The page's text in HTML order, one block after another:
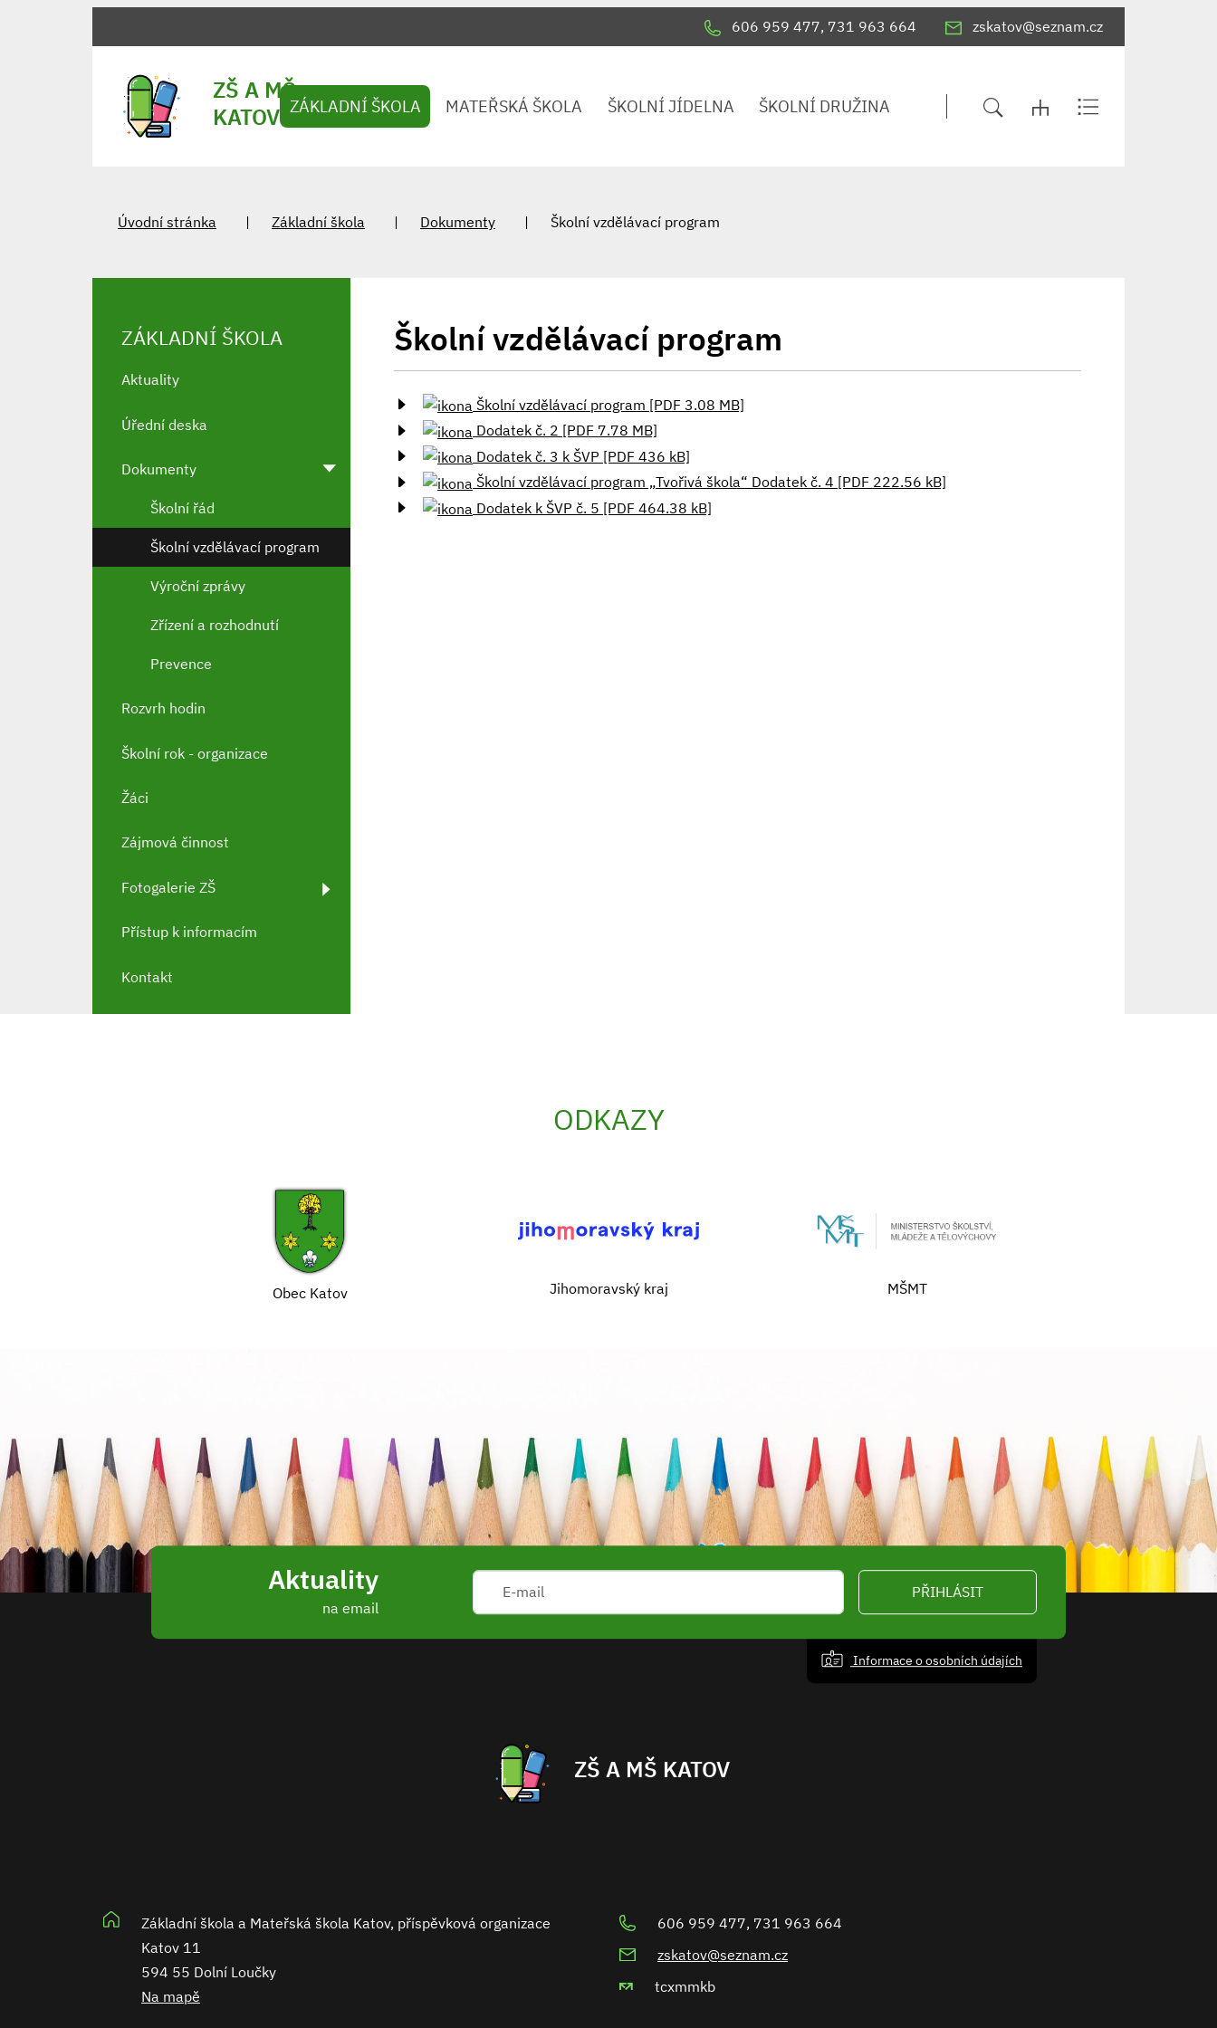
606 959 477, 731 963 664 zskatov@seznam.cz
ZŠ A MŠ
KATOV ZÁKLADNÍ ŠKOLA MATEŘSKÁ ŠKOLA ŠKOLNÍ JÍDELNA ŠKOLNÍ DRUŽINA
Úvodní stránka Základní škola Dokumenty Školní vzdělávací program
Školní vzdělávací program
Školní vzdělávací program [PDF 3.08 MB]
Dodatek č. 2 [PDF 7.78 MB]
Dodatek č. 3 k ŠVP [PDF 436 kB]
Školní vzdělávací program „Tvořivá škola“ Dodatek č. 4 [PDF 222.56 kB]
Dodatek k ŠVP č. 5 [PDF 464.38 kB]
ZÁKLADNÍ ŠKOLA
Aktuality
Úřední deska
Dokumenty
Školní řád
Školní vzdělávací program
Výroční zprávy
Zřízení a rozhodnutí
Prevence
Rozvrh hodin
Školní rok - organizace
Žáci
Zájmová činnost
Fotogalerie ZŠ
Přístup k informacím
Kontakt
ODKAZY
Obec Katov Jihomoravský kraj MŠMT
Aktuality
na email
PŘIHLÁSIT
Informace o osobních údajích
ZŠ A MŠ KATOV
Základní škola a Mateřská škola Katov, příspěvková organizace
Katov 11
594 55 Dolní Loučky
Na mapě
606 959 477, 731 963 664
zskatov@seznam.cz
tcxmmkb